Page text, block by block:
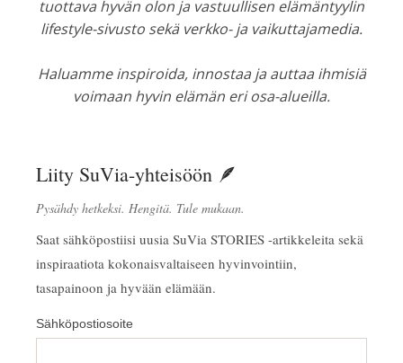
tuottava hyvän olon ja vastuullisen elämäntyylin
lifestyle-sivusto sekä verkko- ja vaikuttajamedia.
Haluamme inspiroida, innostaa ja auttaa ihmisiä
voimaan hyvin elämän eri osa-alueilla.
Liity SuVia-yhteisöön 🪶
Pysähdy hetkeksi. Hengitä. Tule mukaan.
Saat sähköpostiisi uusia SuVia STORIES -artikkeleita sekä
inspiraatiota kokonaisvaltaiseen hyvinvointiin,
tasapainoon ja hyvään elämään.
Sähköpostiosoite